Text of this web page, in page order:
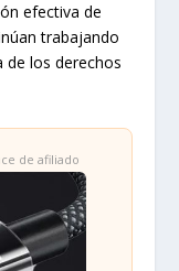
efectiva de
trabajando
de los derechos
de afiliado